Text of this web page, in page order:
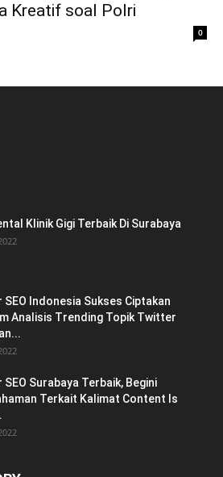
Kreatif soal Polri
0
Klinik Gigi Terbaik Di Surabaya
SEO Indonesia Sukses Ciptakan
Analisis Trending Topik Twitter
SEO Surabaya Terbaik, Begini
Terkait Kalimat Content Is